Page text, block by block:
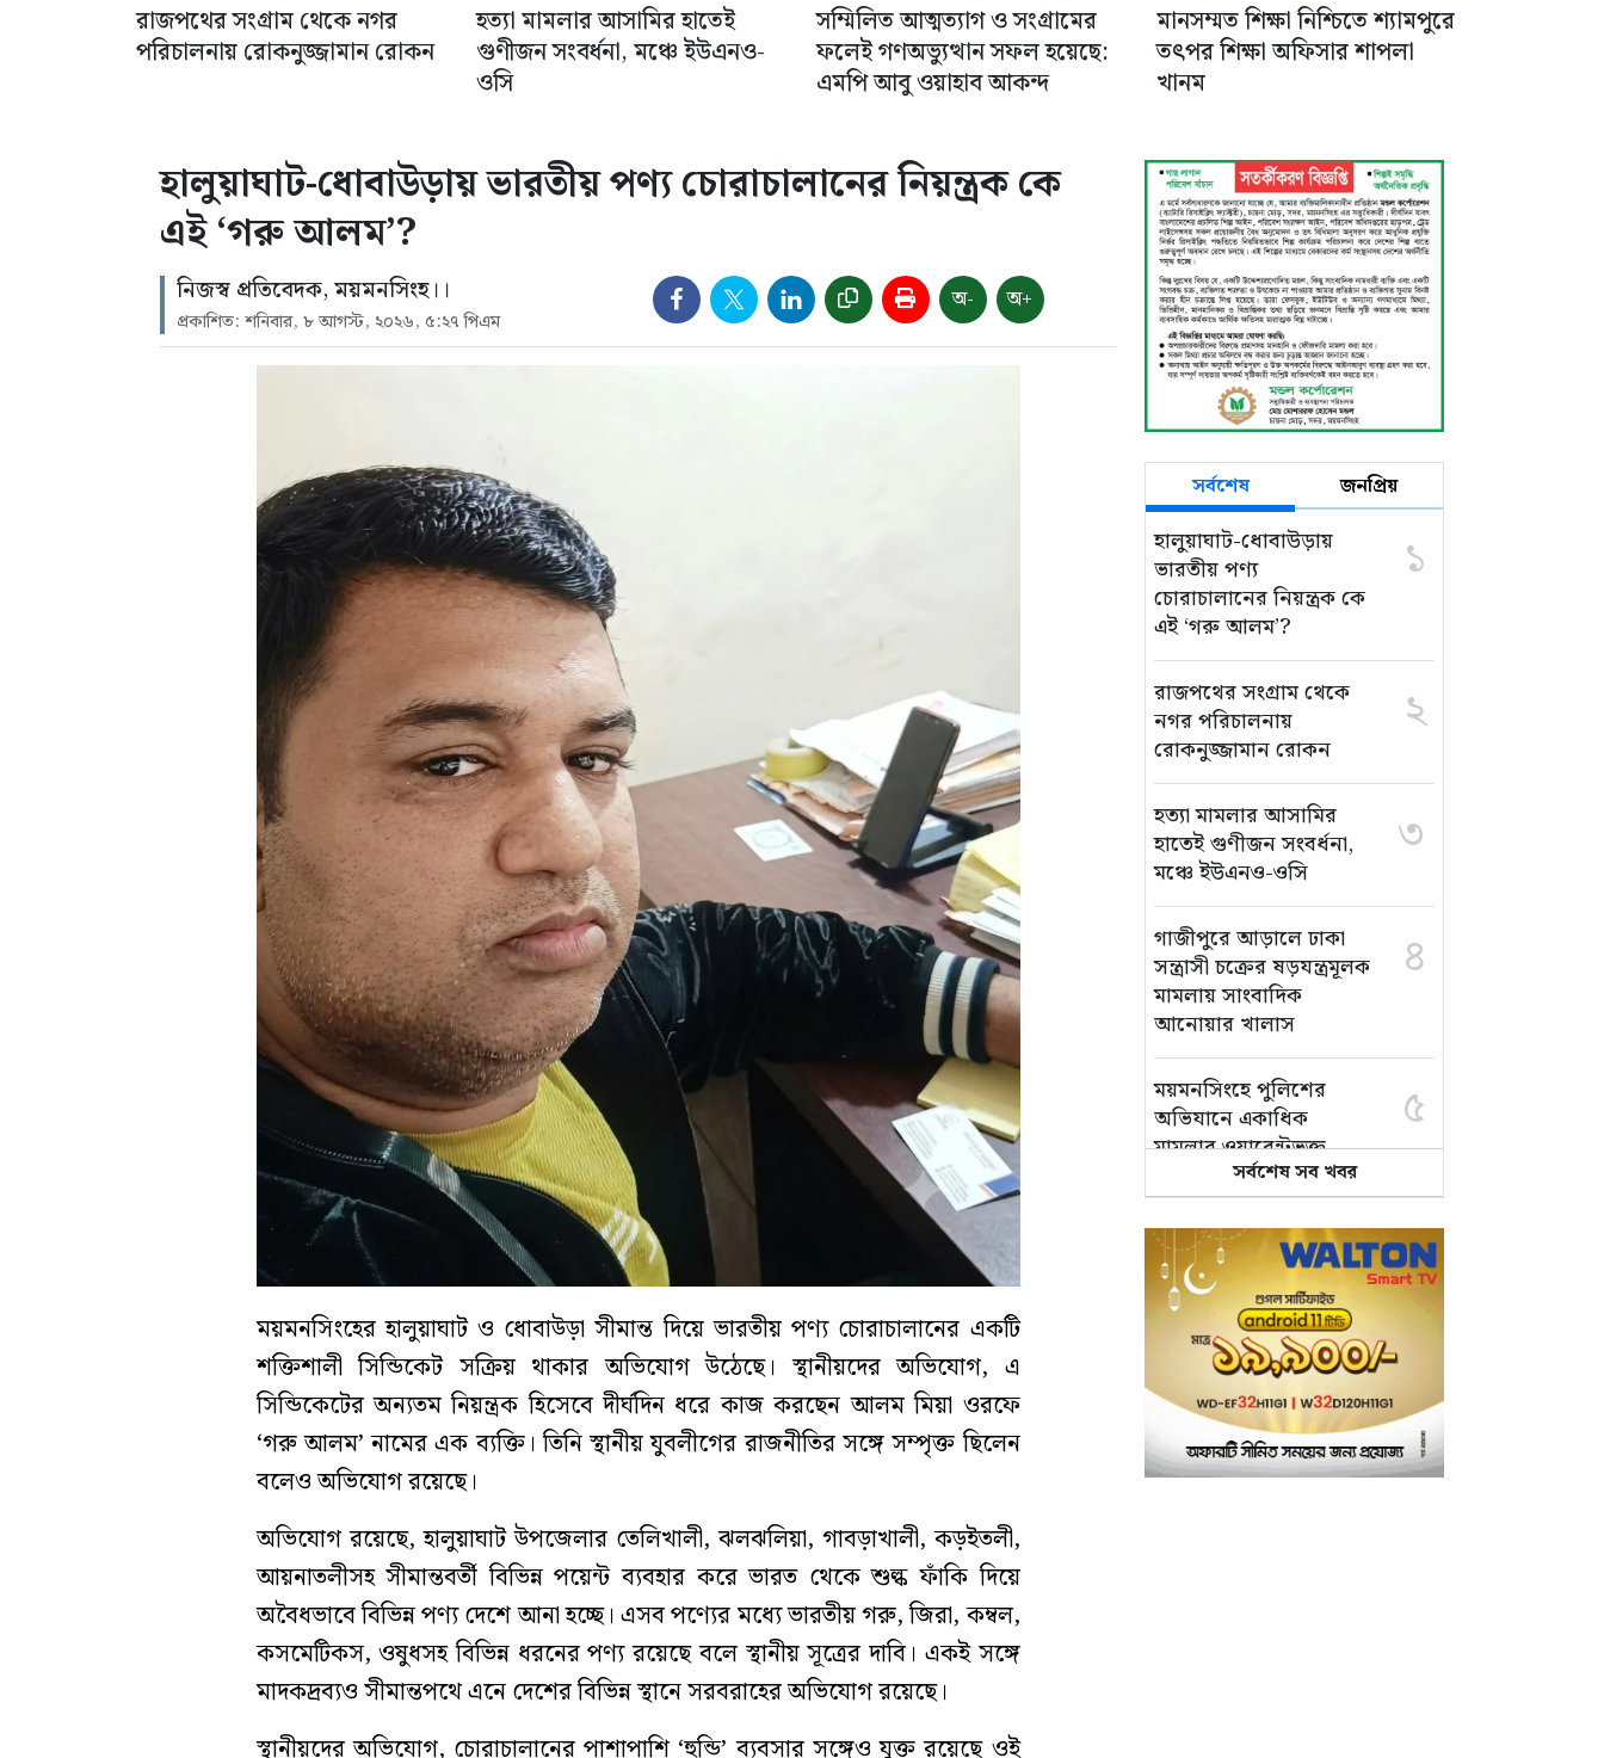
রাজপথের সংগ্রাম থেকে নগর
পরিচালনায় রোকনুজ্জামান রোকন
হত্যা মামলার আসামির হাতেই
গুণীজন সংবর্ধনা, মঞ্চে ইউএনও-
ওসি
সম্মিলিত আত্মত্যাগ ও সংগ্রামের
ফলেই গণঅভ্যুত্থান সফল হয়েছে:
এমপি আবু ওয়াহাব আকন্দ
মানসম্মত শিক্ষা নিশ্চিতে শ্যামপুরে
তৎপর শিক্ষা অফিসার শাপলা
খানম
হালুয়াঘাট-ধোবাউড়ায় ভারতীয় পণ্য চোরাচালানের নিয়ন্ত্রক কে
এই ‘গরু আলম’?
নিজস্ব প্রতিবেদক, ময়মনসিংহ।।
প্রকাশিত: শনিবার, ৮ আগস্ট, ২০২৬, ৫:২৭ পিএম
অ- অ+
ময়মনসিংহের হালুয়াঘাট ও ধোবাউড়া সীমান্ত দিয়ে ভারতীয় পণ্য চোরাচালানের একটি
শক্তিশালী সিন্ডিকেট সক্রিয় থাকার অভিযোগ উঠেছে। স্থানীয়দের অভিযোগ, এ
সিন্ডিকেটের অন্যতম নিয়ন্ত্রক হিসেবে দীর্ঘদিন ধরে কাজ করছেন আলম মিয়া ওরফে
‘গরু আলম’ নামের এক ব্যক্তি। তিনি স্থানীয় যুবলীগের রাজনীতির সঙ্গে সম্পৃক্ত ছিলেন
বলেও অভিযোগ রয়েছে।
অভিযোগ রয়েছে, হালুয়াঘাট উপজেলার তেলিখালী, ঝলঝলিয়া, গাবড়াখালী, কড়ইতলী,
আয়নাতলীসহ সীমান্তবর্তী বিভিন্ন পয়েন্ট ব্যবহার করে ভারত থেকে শুল্ক ফাঁকি দিয়ে
অবৈধভাবে বিভিন্ন পণ্য দেশে আনা হচ্ছে। এসব পণ্যের মধ্যে ভারতীয় গরু, জিরা, কম্বল,
কসমেটিকস, ওষুধসহ বিভিন্ন ধরনের পণ্য রয়েছে বলে স্থানীয় সূত্রের দাবি। একই সঙ্গে
মাদকদ্রব্যও সীমান্তপথে এনে দেশের বিভিন্ন স্থানে সরবরাহের অভিযোগ রয়েছে।
স্থানীয়দের অভিযোগ, চোরাচালানের পাশাপাশি ‘হুন্ডি’ ব্যবসার সঙ্গেও যুক্ত রয়েছে ওই
সর্বশেষ জনপ্রিয়
হালুয়াঘাট-ধোবাউড়ায়
ভারতীয় পণ্য
চোরাচালানের নিয়ন্ত্রক কে
এই ‘গরু আলম’?
১
রাজপথের সংগ্রাম থেকে
নগর পরিচালনায়
রোকনুজ্জামান রোকন
২
হত্যা মামলার আসামির
হাতেই গুণীজন সংবর্ধনা,
মঞ্চে ইউএনও-ওসি
৩
গাজীপুরে আড়ালে ঢাকা
সন্ত্রাসী চক্রের ষড়যন্ত্রমূলক
মামলায় সাংবাদিক
আনোয়ার খালাস
৪
ময়মনসিংহে পুলিশের
অভিযানে একাধিক
মামলার ওয়ারেন্টভুক্ত
আসামি ফারুক গ্রেপ্তার
৫
সম্মিলিত আত্মত্যাগ ও
সংগ্রামের ফলেই
গণঅভ্যুত্থান সফল হয়েছে:
এমপি আবু ওয়াহাব আকন্দ
৬
‘অর্থ লেনদেন ও
বিতর্কিতদের পদায়নের’
অভিযোগ, ঈশ্বরগঞ্জে
ছাত্রলীগের একাংশের ঝাড়ু
৭
সর্বশেষ সব খবর